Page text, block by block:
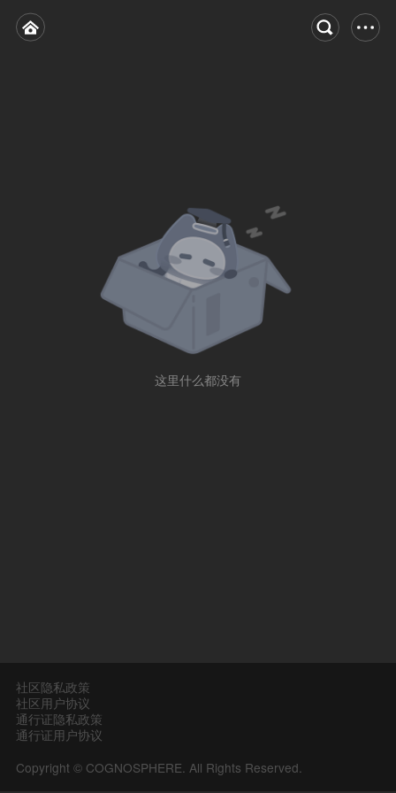
这里什么都没有
社区隐私政策
社区用户协议
通行证隐私政策
通行证用户协议
Copyright © COGNOSPHERE. All Rights Reserved.